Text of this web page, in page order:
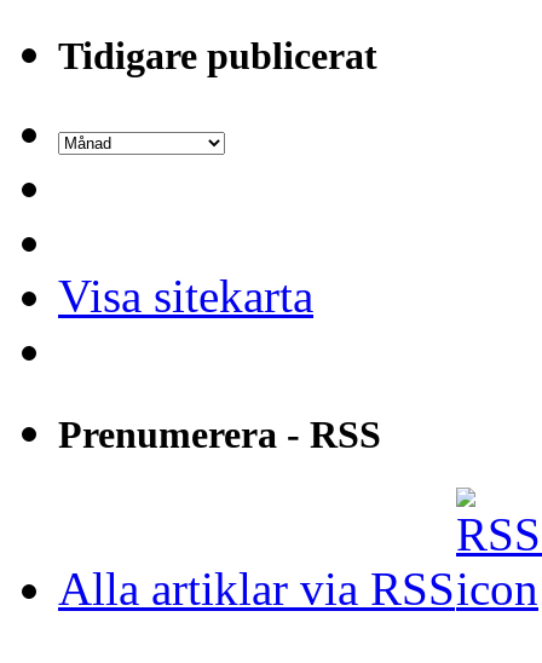
Tidigare publicerat
Visa sitekarta
Prenumerera - RSS
Alla artiklar via RSS